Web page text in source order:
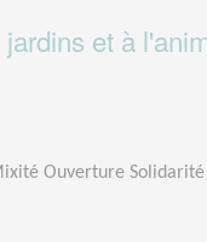
et à
Ouverture